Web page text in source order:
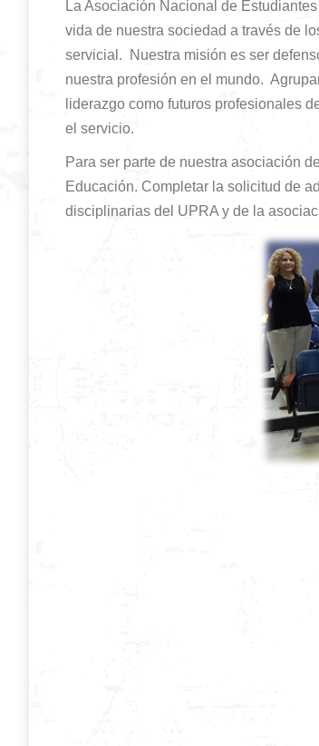
La Asociación Nacional de
vida de nuestra sociedad a través de
servicial. Nuestra misión es ser
nuestra profesión en el mundo.
liderazgo como futuros profesionales
el servicio.
Para ser parte de nuestra asociación
Educación. Completar la solicitud de
disciplinarias del UPRA y de la